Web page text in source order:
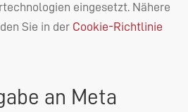
eingesetzt. Nähere
Sie in der Cookie-Richtlinie
an Meta